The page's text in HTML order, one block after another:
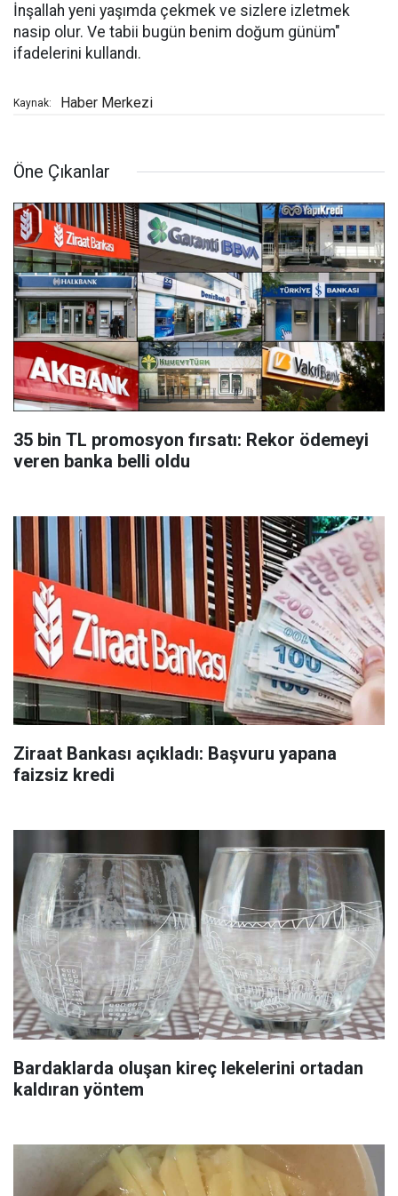
İnşallah yeni yaşımda çekmek ve sizlere izletmek
nasip olur. Ve tabii bugün benim doğum günüm"
ifadelerini kullandı.
Kaynak: Haber Merkezi
Öne Çıkanlar
35 bin TL promosyon fırsatı: Rekor ödemeyi
veren banka belli oldu
Ziraat Bankası açıkladı: Başvuru yapana
faizsiz kredi
Bardaklarda oluşan kireç lekelerini ortadan
kaldıran yöntem